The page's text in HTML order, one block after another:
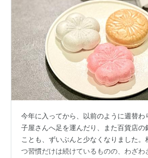
今年に入ってから、以前のように週替わ
子屋さんへ足を運んだり、また百貨店の
ことも、ずいぶんと少なくなりました。
つ習慣だけは続けているものの、わざわ